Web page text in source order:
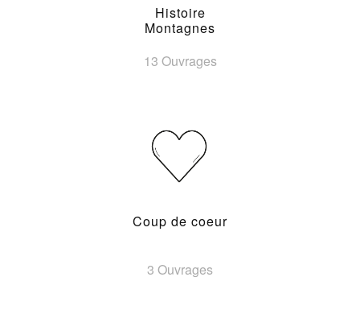
Histoire
Montagnes
13 Ouvrages
Coup de coeur
3 Ouvrages